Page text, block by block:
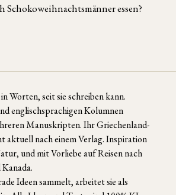
Schokoweihnachtsmänner essen?
Worten, seit sie schreiben kann.
englischsprachigen Kolumnen
Manuskripten. Ihr Griechenland-
aktuell nach einem Verlag. Inspiration
und mit Vorliebe auf Reisen nach
Ideen sammelt, arbeitet sie als